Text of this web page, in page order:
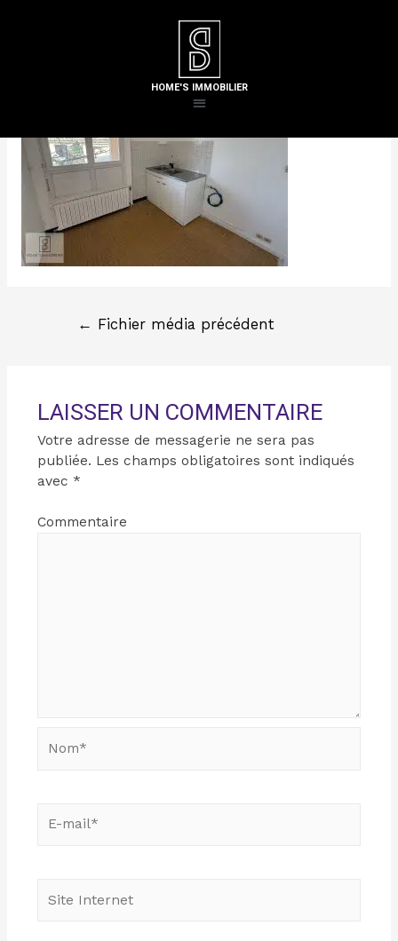
HOME'S IMMOBILIER
/ Par
← Fichier média précédent
LAISSER UN COMMENTAIRE
Votre adresse de messagerie ne sera pas
publiée. Les champs obligatoires sont indiqués
avec *
Commentaire